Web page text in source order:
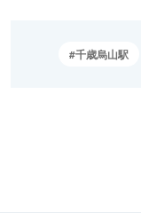
千歳烏山駅